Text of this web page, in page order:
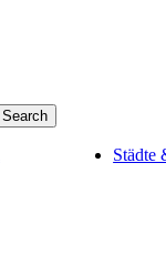
Search
Städte